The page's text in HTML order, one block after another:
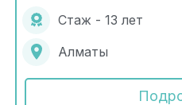
Стаж - 13 лет
Алматы